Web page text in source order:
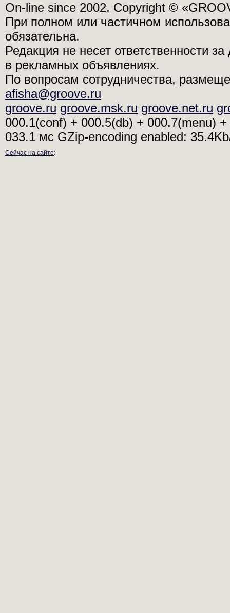
On-line since 2002, Copyright ©
При полном или частичном
обязательна.
Редакция не несет ответственности
в рекламных объявлениях.
По вопросам сотрудничества,
afisha@groove.ru
groove.ru groove.msk.ru groove.net.ru
000.1(conf) + 000.5(db) + 000.7(menu)
033.1 мсGZip-encoding enabled:
Сейчас на сайте: